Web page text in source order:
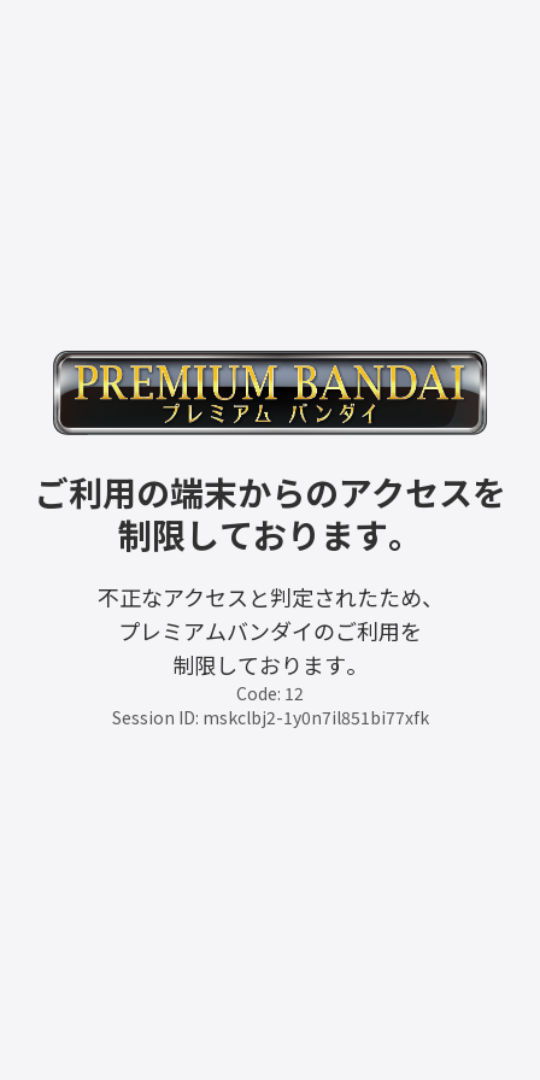
ご利用の端末からのアクセスを
制限しております。
不正なアクセスと判定されたため、
プレミアムバンダイのご利用を
制限しております。
Code: 12
Session ID: mskclbj2-1y0n7il851bi77xfk